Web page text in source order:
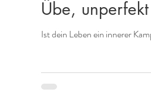
Übe,
Ist dein Leben ein innerer